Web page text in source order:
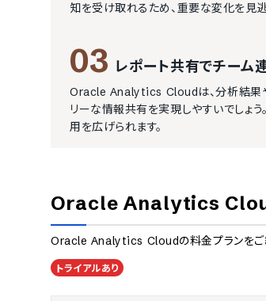
知を受け取れるため、重要な変化を見逃
03 レポート共有でチーム
Oracle Analytics Cloudは、分析結果や
リーな情報共有を実現しやすいでしょ
用を広げられます。
Oracle Analytics
Oracle Analytics Cloudの料金プランをご
トライアルあり